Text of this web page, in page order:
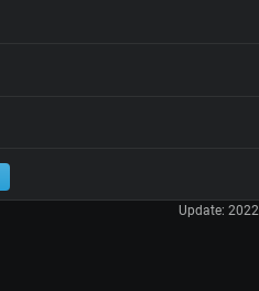
Update: